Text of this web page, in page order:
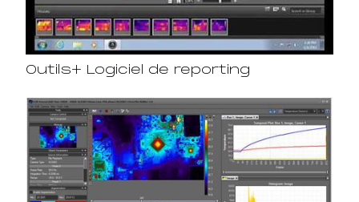
Outils+ Logiciel de reporting